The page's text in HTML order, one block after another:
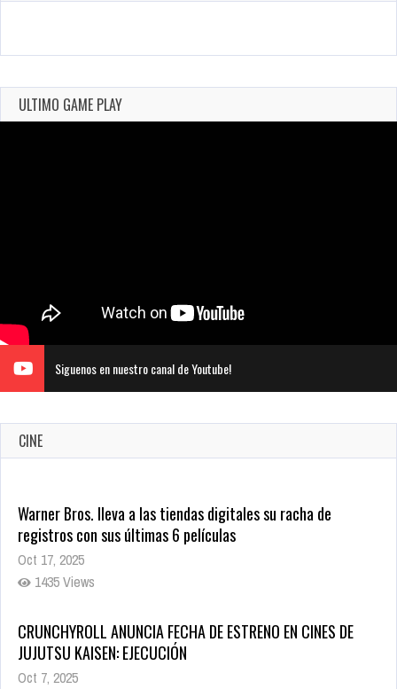
ULTIMO GAME PLAY
Siguenos en nuestro canal de Youtube!
CINE
Warner Bros. lleva a las tiendas digitales su racha de
registros con sus últimas 6 películas
Oct 17, 2025
1435 Views
CRUNCHYROLL ANUNCIA FECHA DE ESTRENO EN CINES DE
JUJUTSU KAISEN: EJECUCIÓN
Oct 7, 2025